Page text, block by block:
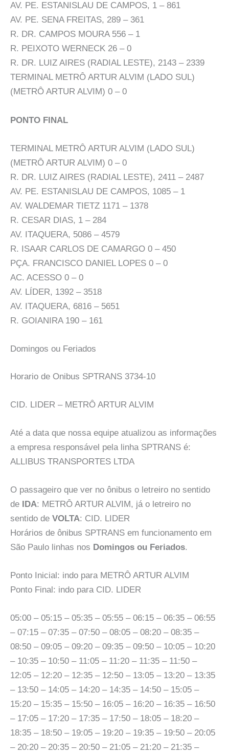
AV. PE. ESTANISLAU DE CAMPOS, 1 – 861
AV. PE. SENA FREITAS, 289 – 361
R. DR. CAMPOS MOURA 556 – 1
R. PEIXOTO WERNECK 26 – 0
R. DR. LUIZ AIRES (RADIAL LESTE), 2143 – 2339
TERMINAL METRÔ ARTUR ALVIM (LADO SUL)
(METRÔ ARTUR ALVIM) 0 – 0
PONTO FINAL
TERMINAL METRÔ ARTUR ALVIM (LADO SUL)
(METRÔ ARTUR ALVIM) 0 – 0
R. DR. LUIZ AIRES (RADIAL LESTE), 2411 – 2487
AV. PE. ESTANISLAU DE CAMPOS, 1085 – 1
AV. WALDEMAR TIETZ 1171 – 1378
R. CESAR DIAS, 1 – 284
AV. ITAQUERA, 5086 – 4579
R. ISAAR CARLOS DE CAMARGO 0 – 450
PÇA. FRANCISCO DANIEL LOPES 0 – 0
AC. ACESSO 0 – 0
AV. LÍDER, 1392 – 3518
AV. ITAQUERA, 6816 – 5651
R. GOIANIRA 190 – 161
Domingos ou Feriados
Horario de Onibus SPTRANS 3734-10
CID. LIDER – METRÔ ARTUR ALVIM
Até a data que nossa equipe atualizou as informações
a empresa responsável pela linha SPTRANS é:
ALLIBUS TRANSPORTES LTDA
O passageiro que ver no ônibus o letreiro no sentido
de IDA: METRÔ ARTUR ALVIM, já o letreiro no
sentido de VOLTA: CID. LIDER
Horários de ônibus SPTRANS em funcionamento em
São Paulo linhas nos Domingos ou Feriados.
Ponto Inicial: indo para METRÔ ARTUR ALVIM
Ponto Final: indo para CID. LIDER
05:00 – 05:15 – 05:35 – 05:55 – 06:15 – 06:35 – 06:55
– 07:15 – 07:35 – 07:50 – 08:05 – 08:20 – 08:35 –
08:50 – 09:05 – 09:20 – 09:35 – 09:50 – 10:05 – 10:20
– 10:35 – 10:50 – 11:05 – 11:20 – 11:35 – 11:50 –
12:05 – 12:20 – 12:35 – 12:50 – 13:05 – 13:20 – 13:35
– 13:50 – 14:05 – 14:20 – 14:35 – 14:50 – 15:05 –
15:20 – 15:35 – 15:50 – 16:05 – 16:20 – 16:35 – 16:50
– 17:05 – 17:20 – 17:35 – 17:50 – 18:05 – 18:20 –
18:35 – 18:50 – 19:05 – 19:20 – 19:35 – 19:50 – 20:05
– 20:20 – 20:35 – 20:50 – 21:05 – 21:20 – 21:35 –